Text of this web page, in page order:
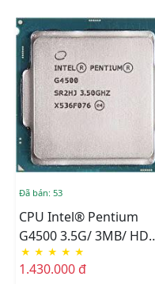
Đã bán: 53
CPU Intel® Pentium
G4500 3.5G/ 3MB/ HD
Graphics 530/ Socket
1151 (Skylake) TRAY
★ ★ ★ ★ ★
1.430.000 đ